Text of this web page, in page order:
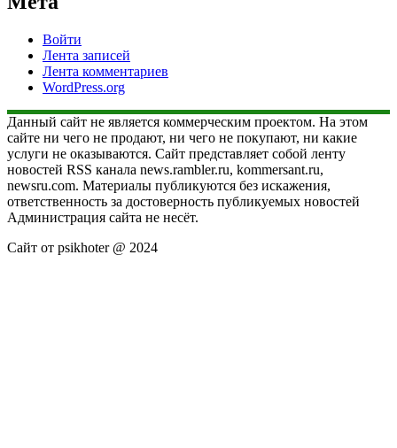
Войти
Лента записей
Лента комментариев
WordPress.org
Данный сайт не является коммерческим проектом. На этом
сайте ни чего не продают, ни чего не покупают, ни какие
услуги не оказываются. Сайт представляет собой ленту
новостей RSS канала news.rambler.ru, kommersant.ru,
newsru.com. Материалы публикуются без искажения,
ответственность за достоверность публикуемых новостей
Администрация сайта не несёт.
Сайт от psikhoter @ 2024